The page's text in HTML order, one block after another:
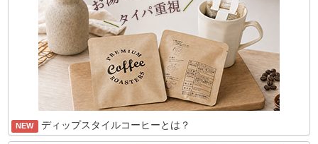
NEW ディップスタイルコーヒーとは？